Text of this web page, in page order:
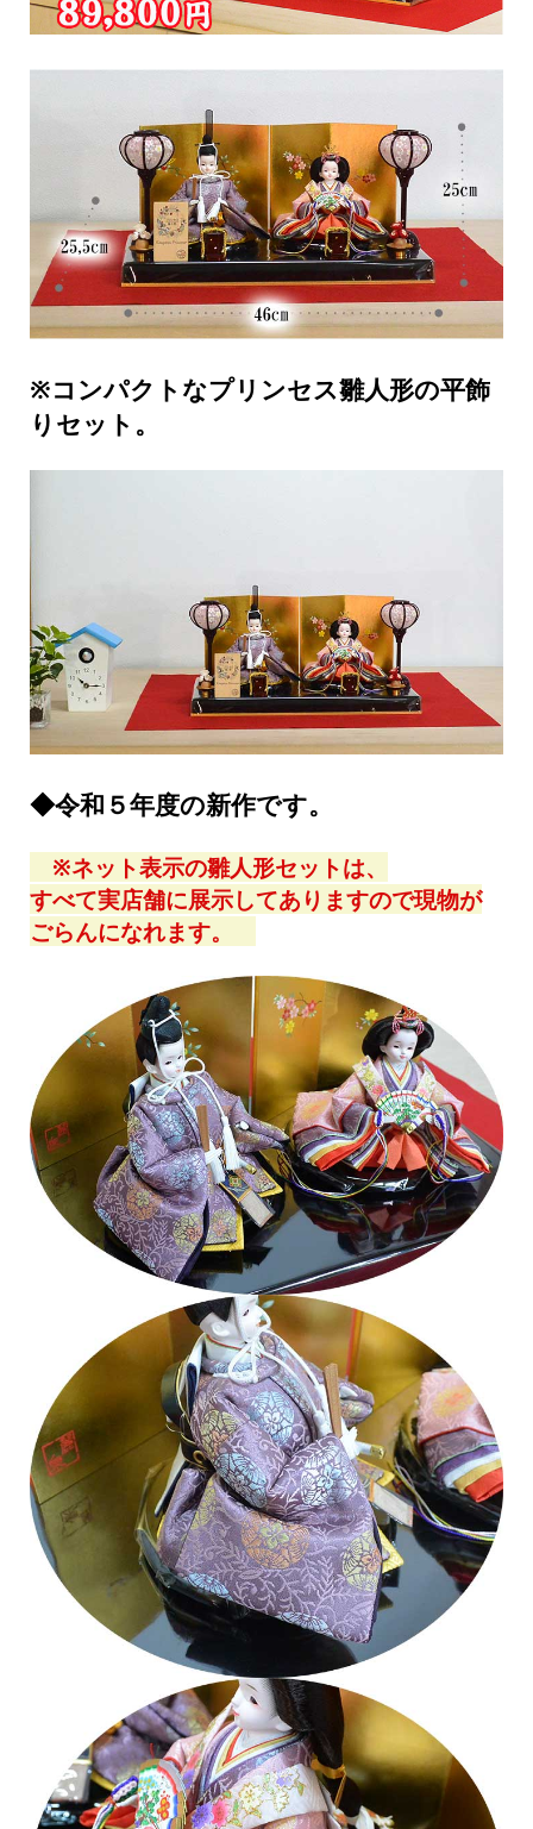
※コンパクトなプリンセス雛人形の平飾
りセット。
◆令和５年度の新作です。
※ネット表示の雛人形セットは、
すべて実店舗に展示してありますので現物が
ごらんになれます。